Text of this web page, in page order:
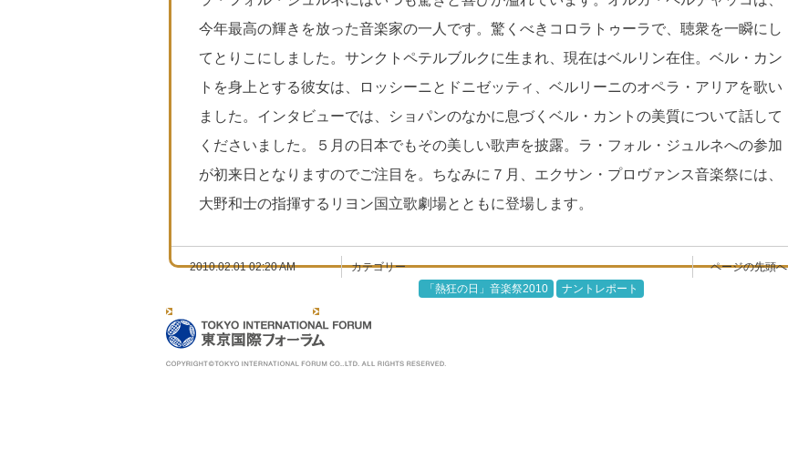
今年最高の輝きを放った音楽家の一人です。驚くべきコロラトゥーラで、聴衆を一瞬にし
てとりこにしました。サンクトペテルブルクに生まれ、現在はベルリン在住。ベル・カン
トを身上とする彼女は、ロッシーニとドニゼッティ、ベルリーニのオペラ・アリアを歌い
ました。インタビューでは、ショパンのなかに息づくベル・カントの美質について話して
くださいました。５月の日本でもその美しい歌声を披露。ラ・フォル・ジュルネへの参加
が初来日となりますのでご注目を。ちなみに７月、エクサン・プロヴァンス音楽祭には、
大野和士の指揮するリヨン国立歌劇場とともに登場します。
2010.02.01 02:20 AM
カテゴリー
「熱狂の日」音楽祭2010
ナントレポート
ページの先頭へ